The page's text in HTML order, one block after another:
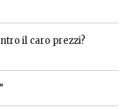
il caro prezzi?